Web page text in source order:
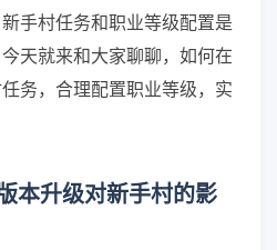
手村任务和职业等级配置是
天就来和大家聊聊，如何在
务，合理配置职业等级，实
本升级对新手村的影